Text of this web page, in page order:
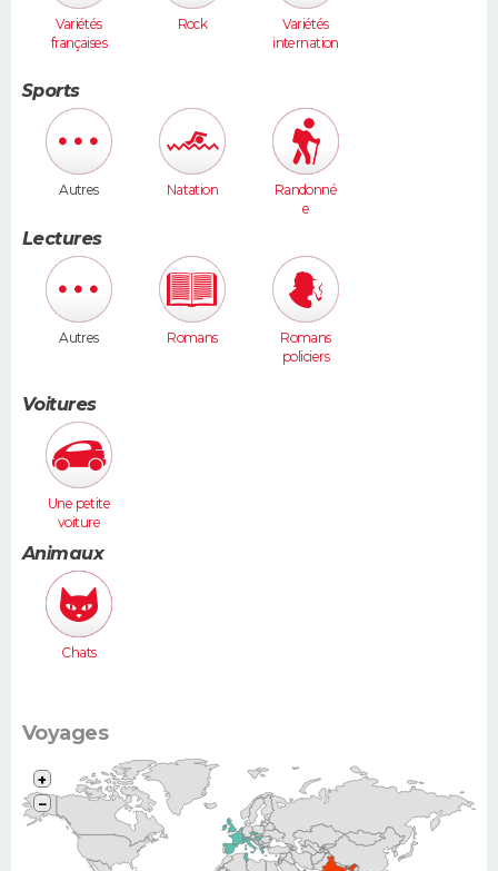
Variétés
françaises
Rock
Variétés
internation
Sports
Autres Natation
Randonné
e
Lectures
Autres Romans
Romans
policiers
Voitures
Une petite
voiture
Clio, 206...)
Animaux
Chats
Voyages
+
−